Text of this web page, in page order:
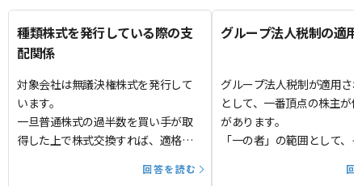
種類株式を発行している際の支
配関係
対象会社は無議決権株式を発行して
います。
一旦普通株式の過半数を買い手が取
得した上で株式交換すれば、適格要
回答を読む
グループ法人税制の適
グループ法人税制が適用さ
として、一番頂点の株主が
があります。
「一の者」の範囲として、
回